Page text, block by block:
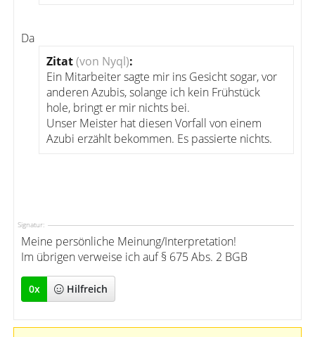
Da
Zitat(von Nyql):
Ein Mitarbeiter sagte mir ins Gesicht sogar, vor
anderen Azubis, solange ich kein Frühstück
hole, bringt er mir nichts bei.
Unser Meister hat diesen Vorfall von einem
Azubi erzählt bekommen. Es passierte nichts.
Signatur:
Meine persönliche Meinung/Interpretation!
Im übrigen verweise ich auf § 675 Abs. 2 BGB
0x Hilfreich